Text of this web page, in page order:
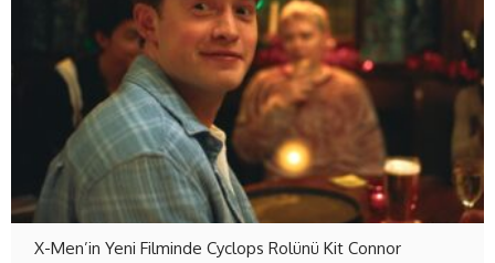
X-Men’in Yeni Filminde Cyclops Rolünü Kit Connor